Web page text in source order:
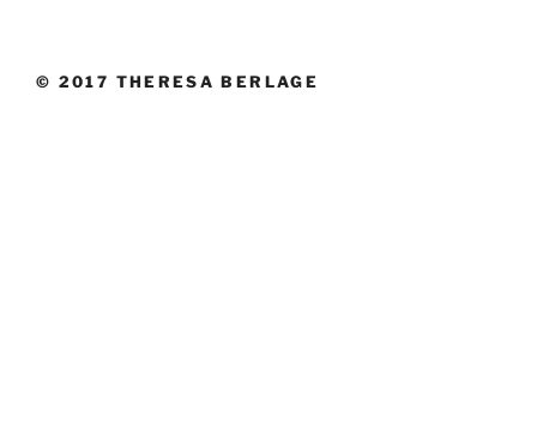
© 2017 THERESA BERLAGE